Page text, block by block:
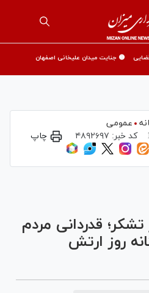
🟡 جنایت میدان علیخانی اصفهان
عمومی
کد خبر: ۴۸۹۲۶۹۷ چاپ
Videoقدردانی مردم
روز ارتش